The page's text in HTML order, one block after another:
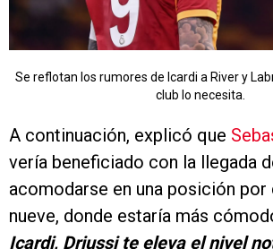
Se reflotan los rumores de Icardi a River y
club lo necesita.
A continuación, explicó que
vería beneficiado con la llegada
acomodarse en una posición por
nueve, donde estaría más
Icardi, Driussi te eleva el nivel